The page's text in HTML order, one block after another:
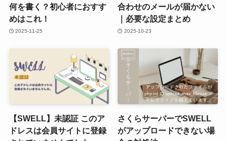
何を書く？初心者におすす
めはこれ！
2025-11-25
合わせのメールが届かない
｜必要な設定まとめ
2025-10-23
【SWELL】未認証 このア
ドレスは会員サイトに登録
さくらサーバーでSWELL
がアップロードできない場